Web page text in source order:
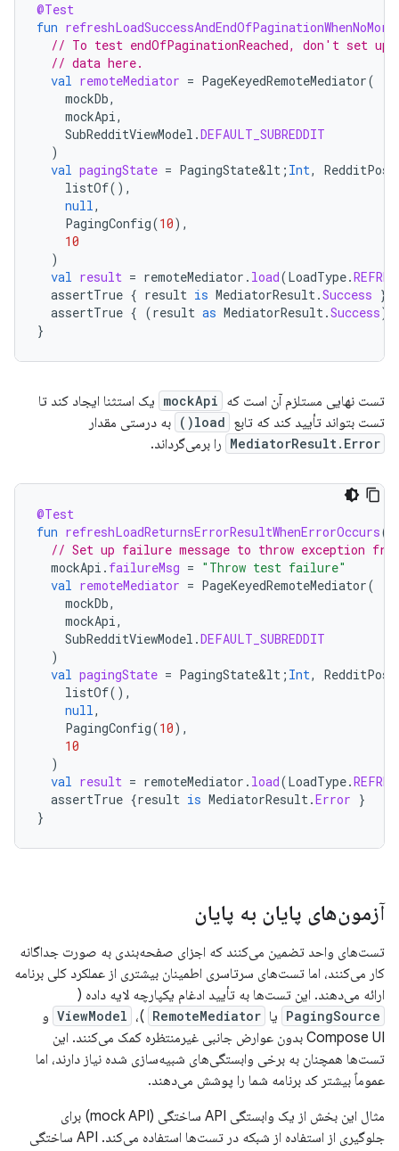
@Test
fun
// To test endOfPaginationReached, don't set
// data here.
val remoteMediator = PageKeyedRemoteMediator(
mockDb,
mockApi,
SubRedditViewModel .DEFAULT_SUBREDDIT
)
val pagingState = PagingState&lt ; Int,
listOf(),
null,
PagingConfig(10),
10
)
val result = remoteMediator . load(LoadType.
assertTrue { result is MediatorResult.Success }
assertTrue { (result as MediatorResult.Success).
}
تست نهایی مستلزم آن است که mockApi یک استثنا ایجاد کند تا
تست بتواند تأیید کند که تابع load() به درستی مقدار
MediatorResult.Error را برمی‌گرداند.
@Test
fun refreshLoadReturnsErrorResultWhenErrorOccurs()
// Set up failure message to throw exception
mockApi . failureMsg = "Throw test failure"
val remoteMediator = PageKeyedRemoteMediator(
mockDb,
mockApi,
SubRedditViewModel .DEFAULT_SUBREDDIT
)
val pagingState = PagingState&lt ; Int,
listOf(),
null,
PagingConfig(10),
10
)
val result = remoteMediator . load(LoadType.
assertTrue {result is MediatorResult.Error }
}
آزمون‌های پایان به پایان
تست‌های واحد تضمین می‌کنند که اجزای صفحه‌بندی به صورت جداگانه
کار می‌کنند، اما تست‌های سرتاسری اطمینان بیشتری از عملکرد کلی برنامه
ارائه می‌دهند. این تست‌ها به تأیید ادغام یکپارچه لایه داده (
PagingSource یا RemoteMediator )، ViewModel و
Compose UI بدون عوارض جانبی غیرمنتظره کمک می‌کنند. این
تست‌ها همچنان به برخی وابستگی‌های شبیه‌سازی شده نیاز دارند، اما
عموماً بیشتر کد برنامه شما را پوشش می‌دهند.
مثال این بخش از یک وابستگی API ساختگی (mock API) برای
جلوگیری از استفاده از شبکه در تست‌ها استفاده می‌کند. API ساختگی